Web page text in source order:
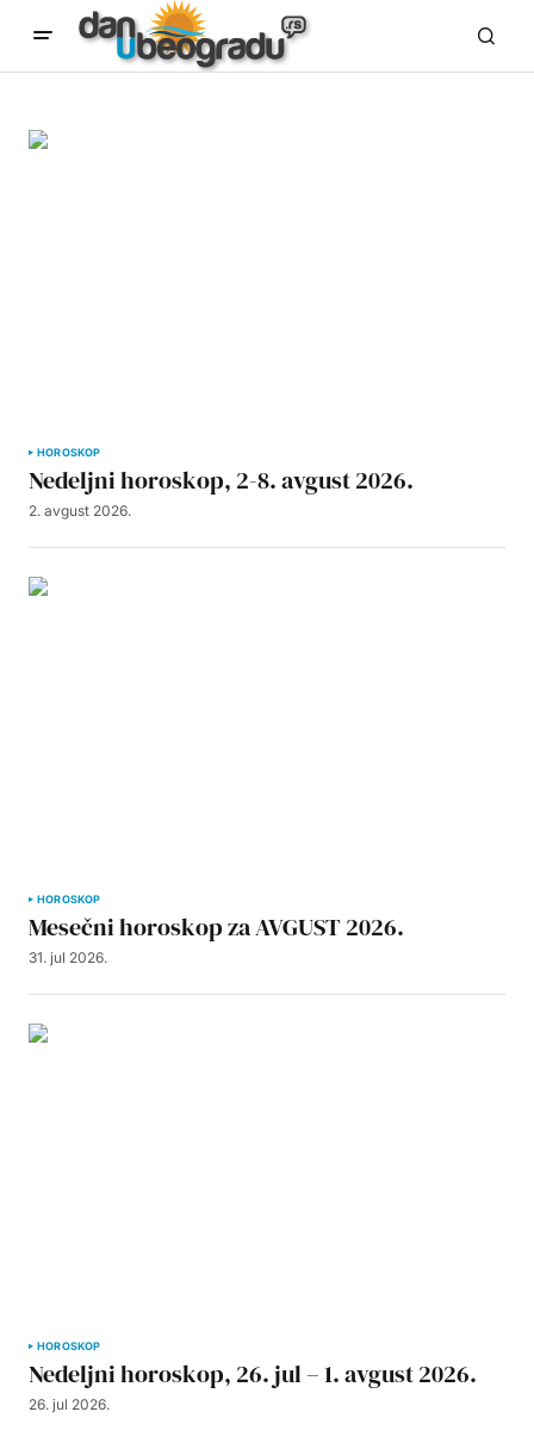
HOROSKOP
Nedeljni horoskop, 2-8. avgust 2026.
2. avgust 2026.
HOROSKOP
Mesečni horoskop za AVGUST 2026.
31. jul 2026.
HOROSKOP
Nedeljni horoskop, 26. jul – 1. avgust 2026.
26. jul 2026.